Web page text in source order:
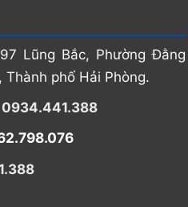
Lũng Bắc, Phường Đằng
Thành phố Hải Phòng.
0934.441.388